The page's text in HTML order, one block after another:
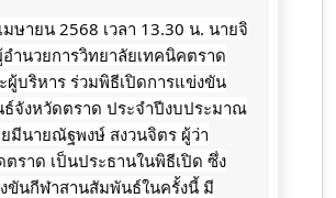
มษายน 2568 เวลา 13.30 น. นายจิ
อำนวยการวิทยาลัยเทคนิคตราด
บริหาร ร่วมพิธีเปิดการแข่งขัน
จังหวัดตราด ประจำปีงบประมาณ
มีนายณัฐพงษ์ สงวนจิตร ผู้ว่า
ตราด เป็นประธานในพิธีเปิด ซึ่ง
ขันกีฬาสานสัมพันธ์ในครั้งนี้ มี